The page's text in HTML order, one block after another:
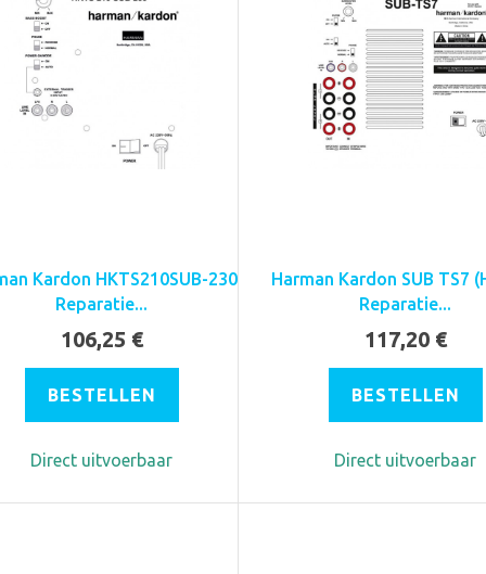
Kardon HKTS210SUB-230
Reparatie...
106,25 €
BESTELLEN
Direct uitvoerbaar
Harman Kardon SUB TS7
Reparatie...
117,20 €
BESTELLEN
Direct uitvoerbaar